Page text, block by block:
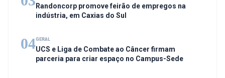
Randoncorp promove feirão de empregos na
indústria, em Caxias do Sul
04GERAL
UCS e Liga de Combate ao Câncer firmam
parceria para criar espaço no Campus-Sede